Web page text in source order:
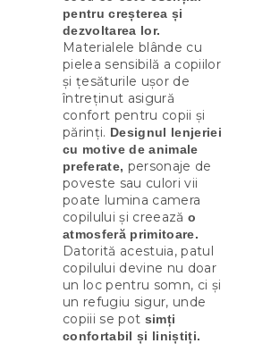
pentru creșterea și
dezvoltarea lor.
Materialele blânde cu
pielea sensibilă a copiilor
și țesăturile ușor de
întreținut asigură
confort pentru copii și
părinți. Designul lenjeriei
cu motive de animale
preferate, personaje de
poveste sau culori vii
poate lumina camera
copilului și creează o
atmosferă primitoare.
Datorită acestuia, patul
copilului devine nu doar
un loc pentru somn, ci și
un refugiu sigur, unde
copiii se pot simți
confortabil și liniștiți.